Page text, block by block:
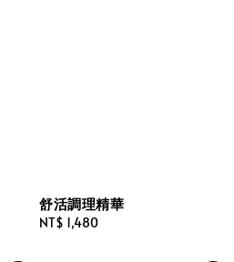
舒活調理精華
Regular
NT$ 1,480